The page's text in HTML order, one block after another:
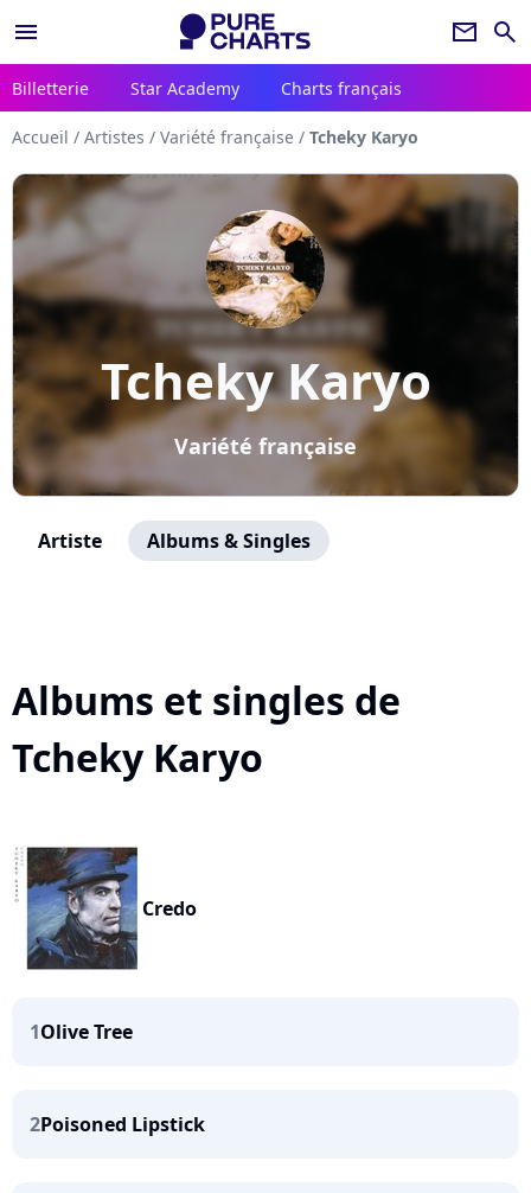
menu newsletter search
Billetterie Star Academy Charts français
Accueil / Artistes / Variété française / Tcheky Karyo
Tcheky Karyo
Variété française
Artiste Albums & Singles
Albums et singles de
Tcheky Karyo
Credo
1Olive Tree
2Poisoned Lipstick